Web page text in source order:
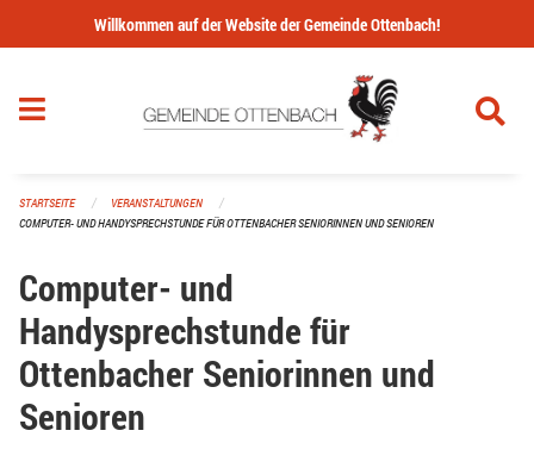
Navigation überspringen
Willkommen auf der Website der Gemeinde Ottenbach!
STARTSEITE
VERANSTALTUNGEN
COMPUTER- UND HANDYSPRECHSTUNDE FÜR OTTENBACHER SENIORINNEN UND SENIOREN
Computer- und
Handysprechstunde für
Ottenbacher Seniorinnen und
Senioren